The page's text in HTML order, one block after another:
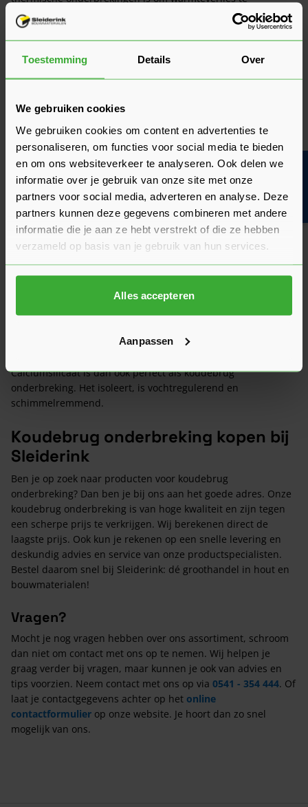
Toestemming Details Over
We gebruiken cookies
We gebruiken cookies om content en advertenties te
personaliseren, om functies voor social media te bieden
en om ons websiteverkeer te analyseren. Ook delen we
informatie over je gebruik van onze site met onze
partners voor social media, adverteren en analyse. Deze
partners kunnen deze gegevens combineren met andere
informatie die je aan ze hebt verstrekt of die ze hebben
verzameld op basis van je gebruik van hun services.
Alles accepteren
Aanpassen
voorkomen. Zo neemt het energieverbruik af en verbetert
tevens het comfort in het gebouw.
Welke koudebrug onderbreking
bieden wij aan?
Binnen ons assortiment vind je twee producten die gebruikt
koudebruggen onderbreken metCalsitherm Koudebrug
Foamglas Perinsul HLDeze laatstgenoemde vorm van
koudebrug onderbreking is gerecycleerd glas met minerale
grondstoffen. Het is ontworpen om koudebruggen te
vermijden en wordt geplaatst in een mortellaag onder
dragend metselwerk, zoals funderingsdetails en dakranden
bij plate daken. Foamglas Perinsul HL heeft erg goede
isolerende, waterwerende en brandwerende eigenschappen.
Een andere, goedkopere optie voor koudebrug onderbreking
is Calsitherm Koudebrug. Deze koudebrug onderbreker wordt
gemaakt van minerale, celstofbewapende grondstof uit
calciumsilicaat. Dit materiaal bestaat uit calcium-, silicium-
bouwmateriaal vanwege de goede thermische
Calciumsilicaat is dan ook perfect als koudebrug
onderbreking. Het isoleert, is vochtregulerend en
schimmelremmend.
Koudebrug onderbreking kopen bij
Sleiderink
Ben je op zoek naar producten voor koudebrug
onderbreking? Dan ben je bij ons aan het goede adres. Onze
koudebrug onderbreking is van hoge kwaliteit en zijn tegen
een scherpe prijs te verkrijgen. Wij berekenen direct de
laagste prijs. Ook kun je rekenen op een snelle levering en
deskundig advies en service van onze productspecialisten.
Bestel daarom snel bij Sleiderink: dé groothandel in hout en
bouwmaterialen!
Vragen?
Mocht je nog vragen hebben over ons assortiment, schroom
dan niet om contact met ons op te nemen. Wij helpen je
graag verder bij vragen, maar kunnen je ook van advies en
tips voorzien. Neem contact met ons op via 0541 - 354 444. Of
laat je contactgegevens achter op het online
contactformulier op onze website. Je hoort dan zo snel
mogelijk van ons.